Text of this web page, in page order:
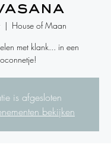
  |
House of Maan
met klank... in een
is afgesloten
bekijken